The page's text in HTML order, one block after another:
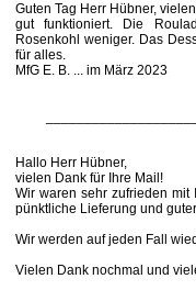
Guten Tag Herr Hübner,
gut funktioniert. Die
Rosenkohl weniger. Das
für alles.
MfG E. B. ... im März 2023
Hallo Herr Hübner,
vielen Dank für Ihre Mail!
Wir waren sehr zufrieden mit
pünktliche Lieferung und
Wir werden auf jeden Fall
Vielen Dank nochmal und